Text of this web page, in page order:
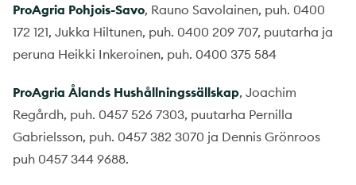
ProAgria Pohjois-Savo, Rauno Savolainen, puh. 0400
172 121, Jukka Hiltunen, puh. 0400 209 707, puutarha ja
peruna Heikki Inkeroinen, puh. 0400 375 584
ProAgria Ålands Hushållningssällskap, Joachim
Regårdh, puh. 0457 526 7303, puutarha Pernilla
Gabrielsson, puh. 0457 382 3070 ja Dennis Grönroos
puh 0457 344 9688.